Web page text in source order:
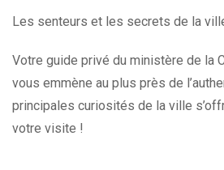
Les senteurs et les secrets de la
Votre guide privé du ministère de la
vous emmène au plus près de
principales curiosités de la ville
votre visite !